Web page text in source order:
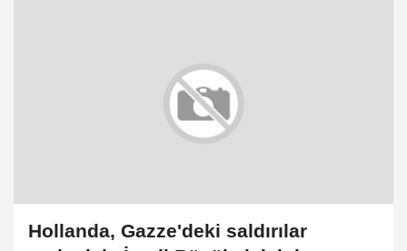
Hollanda, Gazze'deki saldırılar